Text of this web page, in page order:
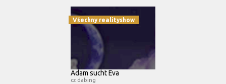
Všechny realityshow
Adam sucht Eva
cz dabing